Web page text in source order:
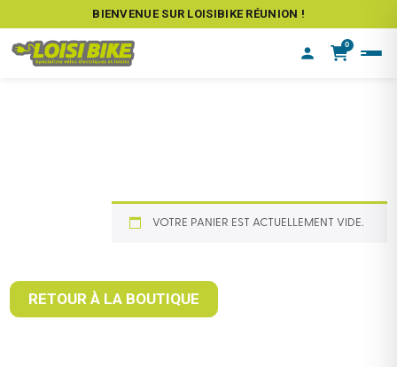
BIENVENUE SUR LOISIBIKE RÉUNION !
0
VOTRE PANIER EST ACTUELLEMENT VIDE.
RETOUR À LA BOUTIQUE